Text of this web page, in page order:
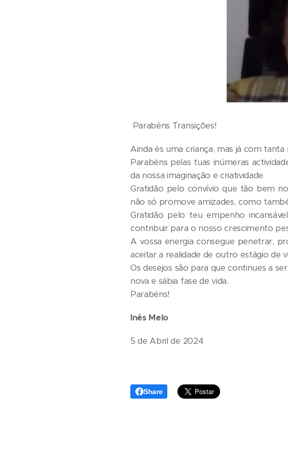
Parabéns Transições!
Ainda és uma criança, mas já com tanta
Parabéns pelas tuas inúmeras
da nossa imaginação e criatividade.
Gratidão pelo convívio que tão bem
não só promove amizades, como
Gratidão pelo teu empenho
contribuir para o nosso crescimento
A vossa energia consegue penetrar,
aceitar a realidade de outro estágio de
Os desejos são para que continues a
nova e sábia fase de vida.
Parabéns!
Inês Melo
5 de Abril de 2024
Share